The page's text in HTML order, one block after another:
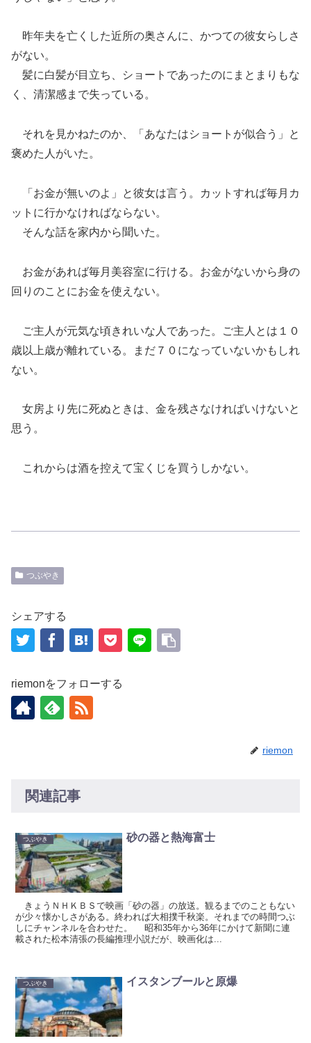
昨年夫を亡くした近所の奥さんに、かつての彼女らしさ
がない。
髪に白髪が目立ち、ショートであったのにまとまりもな
く、清潔感まで失っている。
それを見かねたのか、「あなたはショートが似合う」と
褒めた人がいた。
「お金が無いのよ」と彼女は言う。カットすれば毎月カ
ットに行かなければならない。
そんな話を家内から聞いた。
お金があれば毎月美容室に行ける。お金がないから身の
回りのことにお金を使えない。
ご主人が元気な頃きれいな人であった。ご主人とは１０
歳以上歳が離れている。まだ７０になっていないかもしれ
ない。
女房より先に死ぬときは、金を残さなければいけないと
思う。
これからは酒を控えて宝くじを買うしかない。
つぶやき
シェアする
riemonをフォローする
riemon
関連記事
つぶやき 砂の器と熱海富士
きょうＮＨＫＢＳで映画「砂の器」の放送。観るまでのこともない
が少々懐かしさがある。終われば大相撲千秋楽。それまでの時間つぶ
しにチャンネルを合わせた。 昭和35年から36年にかけて新聞に連
載された松本清張の長編推理小説だが、映画化は...
つぶやき イスタンブールと原爆